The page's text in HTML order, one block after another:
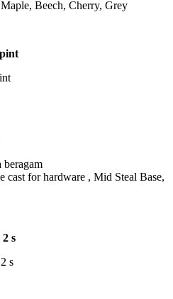
Beech, Cherry, Grey
beragam
for hardware , Mid Steal Base,
s